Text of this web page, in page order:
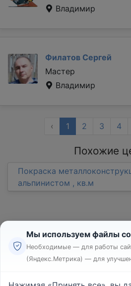
Владимир
Филатов Сергей
Мастер
Владимир
‹ 1 2 3 4
Похожие
Покраска
альпинистом , кв.м
Реклама
Мы используем файлы
Необходимые — для работы
(Яндекс.Метрика) — для